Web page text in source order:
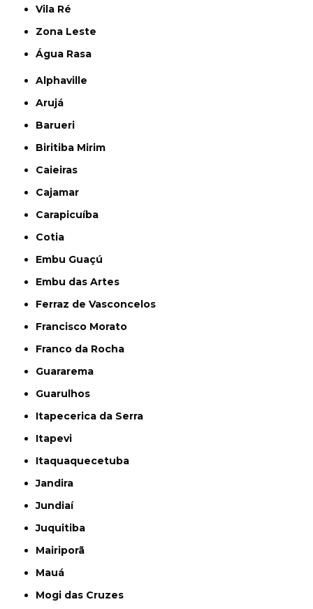
Vila Ré
Zona Leste
Água Rasa
Alphaville
Arujá
Barueri
Biritiba Mirim
Caieiras
Cajamar
Carapicuíba
Cotia
Embu Guaçú
Embu das Artes
Ferraz de Vasconcelos
Francisco Morato
Franco da Rocha
Guararema
Guarulhos
Itapecerica da Serra
Itapevi
Itaquaquecetuba
Jandira
Jundiaí
Juquitiba
Mairiporã
Mauá
Mogi das Cruzes